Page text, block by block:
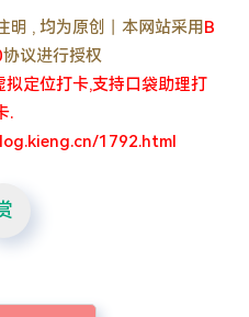
明 , 均为原创丨本网站采用 B
协议进行授权
定位打卡,支持口袋助理打
.
1792.html